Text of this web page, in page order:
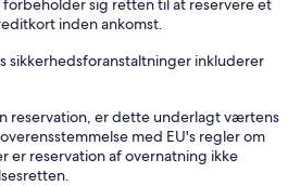
sig retten til at reservere et
inden ankomst.
sikkerhedsforanstaltninger inkluderer
reservation, er dette underlagt værtens
med EU's regler om
reservation af overnatning ikke